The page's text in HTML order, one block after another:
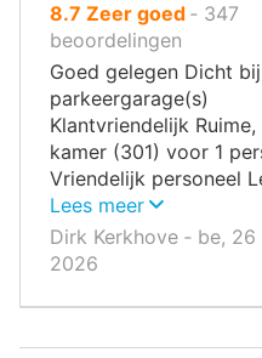
8.7 uit
10
,
Zeer goed ‐ 347
beoordelingen
Goed gelegen Dicht bij
parkeergarage(s)
Klantvriendelijk
kamer (301) voor 1
Vriendelijk personeel
ontbijt
Lees meer
Dirk Kerkhove ‐ be, 26
2026